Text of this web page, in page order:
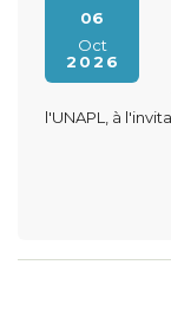
06
Oct
2026
l'UNAPL, à